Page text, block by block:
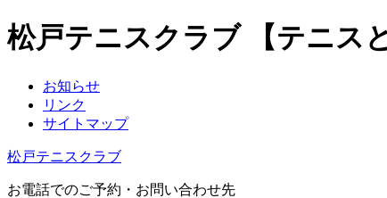
松戸テニスクラブ 【テニス
お知らせ
リンク
サイトマップ
松戸テニスクラブ
お電話でのご予約・お問い合わせ先